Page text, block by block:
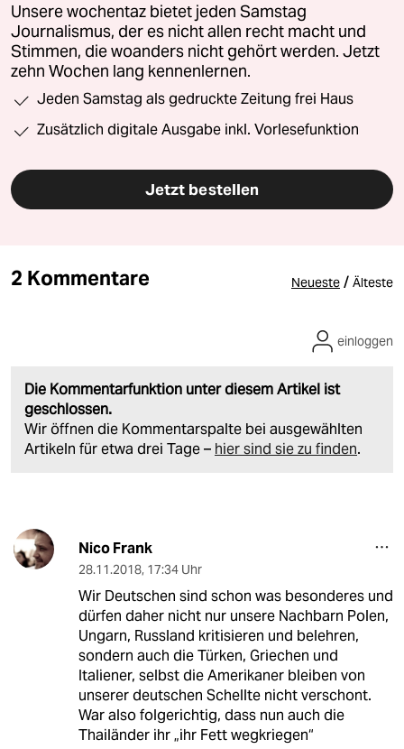
Unsere wochentaz bietet jeden Samstag
Journalismus, der es nicht allen recht macht und
Stimmen, die woanders nicht gehört werden. Jetzt
zehn Wochen lang kennenlernen.
Jeden Samstag als gedruckte Zeitung frei Haus
Zusätzlich digitale Ausgabe inkl. Vorlesefunktion
Jetzt bestellen
2 Kommentare Neueste / Älteste
Die Kommentarfunktion unter diesem Artikel ist
geschlossen.
Wir öffnen die Kommentarspalte bei ausgewählten
Artikeln für etwa drei Tage – hier sind sie zu finden.
einloggen
Nico Frank
28.11.2018, 17:34 Uhr
Wir Deutschen sind schon was besonderes und
dürfen daher nicht nur unsere Nachbarn Polen,
Ungarn, Russland kritisieren und belehren,
sondern auch die Türken, Griechen und
Italiener, selbst die Amerikaner bleiben von
unserer deutschen Schellte nicht verschont.
War also folgerichtig, dass nun auch die
Thailänder ihr „ihr Fett wegkriegen“